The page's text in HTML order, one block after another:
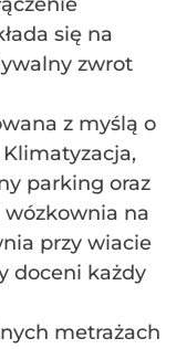
się na
zwrot
z myślą o
parking oraz
na
przy wiacie
doceni każdy
metrażach